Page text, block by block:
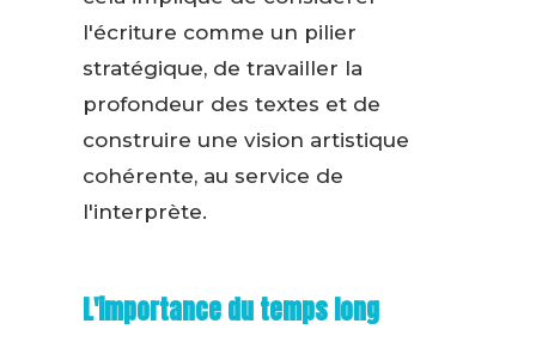
l'écriture comme un pilier
stratégique, de travailler la
profondeur des textes et de
construire une vision artistique
cohérente, au service de
l'interprète.
L'importance du temps long